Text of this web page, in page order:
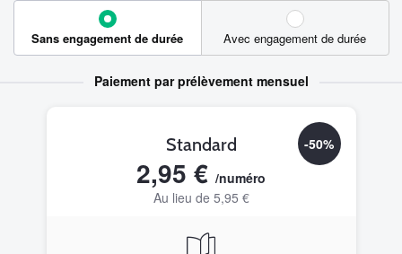
Sans engagement de durée Avec engagement de durée
Paiement par prélèvement mensuel
-50%
Standard
2,95 € /numéro
Au lieu de 5,95 €